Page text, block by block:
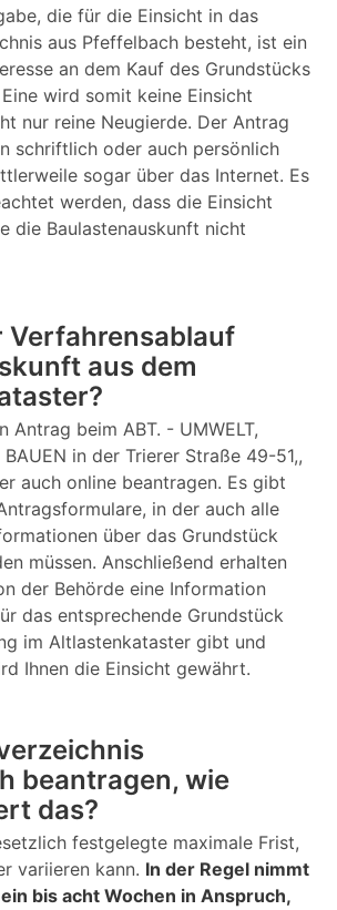
die für die Einsicht in das
aus Pfeffelbach besteht, ist ein
an dem Kauf des Grundstücks
wird somit keine Einsicht
nur reine Neugierde. Der Antrag
schriftlich oder auch persönlich
sogar über das Internet. Es
werden, dass die Einsicht
die Baulastenauskunft nicht
Verfahrensablauf
aus dem
Antrag beim ABT. - UMWELT,
in der Trierer Straße 49-51,,
auch online beantragen. Es gibt
in der auch alle
über das Grundstück
müssen. Anschließend erhalten
der Behörde eine Information
das entsprechende Grundstück
im Altlastenkataster gibt und
Ihnen die Einsicht gewährt.
beantragen, wie
das?
festgelegte maximale Frist,
variieren kann. In der Regel nimmt
bis acht Wochen in Anspruch,